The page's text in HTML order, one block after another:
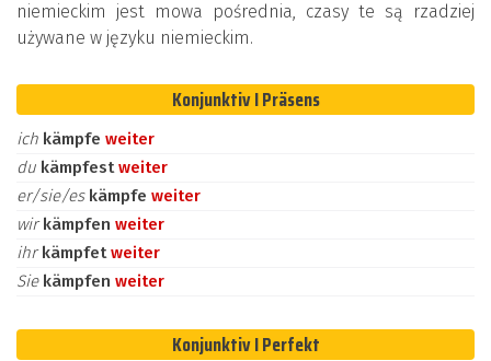
niemieckim jest mowa pośrednia, czasy te są rzadziej
używane w języku niemieckim.
Konjunktiv I Präsens
ich kämpfe weiter
du kämpfestweiter
er/sie/es kämpfe weiter
wirkämpfen weiter
ihrkämpfetweiter
Sie kämpfen weiter
Konjunktiv I Perfekt